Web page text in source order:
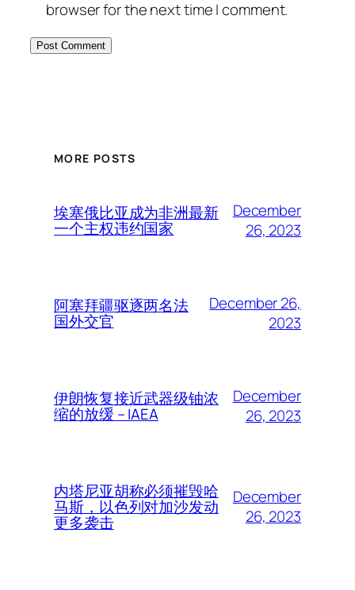
browser for the next time I comment.
MORE POSTS
埃塞俄比亚成为非洲最新
一个主权违约国家
December
26, 2023
阿塞拜疆驱逐两名法
国外交官
December 26,
2023
伊朗恢复接近武器级铀浓
缩的放缓 – IAEA
December
26, 2023
内塔尼亚胡称必须摧毁哈
马斯，以色列对加沙发动
更多袭击
December
26, 2023